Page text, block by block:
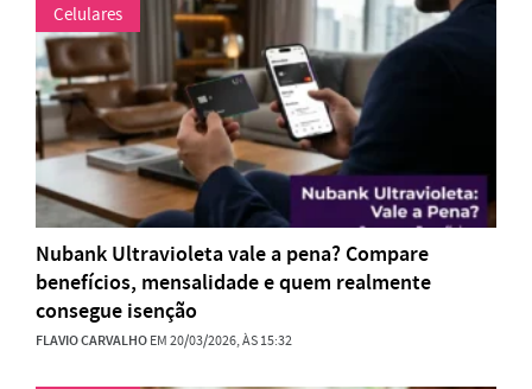
Celulares
Nubank Ultravioleta vale a pena? Compare
benefícios, mensalidade e quem realmente
consegue isenção
FLAVIO CARVALHOEM 20/03/2026, ÀS 15:32